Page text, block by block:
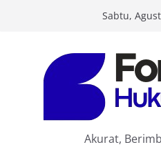
Sabtu,
Akurat,